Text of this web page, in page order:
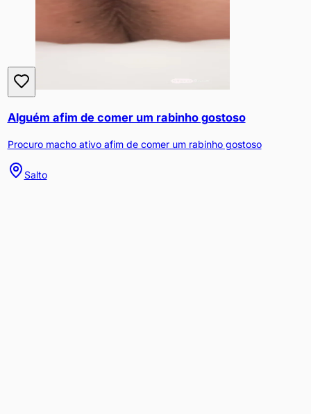
Alguém afim de comer um rabinho gostoso
Procuro macho ativo afim de comer um rabinho gostoso
Salto